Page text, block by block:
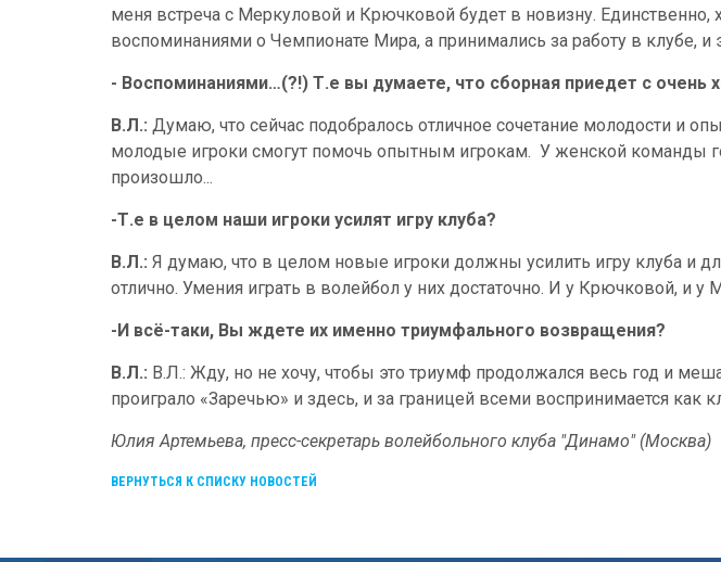
меня встреча с Меркуловой и Крючковой будет в новизну.
воспоминаниями о Чемпионате Мира, а принимались за работу в клубе,
- Воспоминаниями…(?!) Т.е вы думаете, что сборная приедет с очень
В.Л.: Думаю, что сейчас подобралось отличное сочетание молодости и
молодые игроки смогут помочь опытным игрокам. У женской команды
произошло...
-Т.е в целом наши игроки усилят игру клуба?
В.Л.: Я думаю, что в целом новые игроки должны усилить игру клуба и
отлично. Умения играть в волейбол у них достаточно. И у Крючковой, и у
-И всё-таки, Вы ждете их именно триумфального возвращения?
В.Л.: В.Л.: Жду, но не хочу, чтобы это триумф продолжался весь год и
проиграло «Заречью» и здесь, и за границей всеми воспринимается как
Юлия Артемьева, пресс-секретарь волейбольного клуба "Динамо" (Москва)
ВЕРНУТЬСЯ К СПИСКУ НОВОСТЕЙ